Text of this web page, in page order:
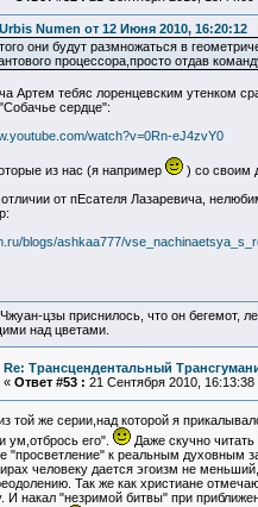
Numen от 12 Июня 2010, 16:20:12
они будут размножаться в
процессора,просто отдав
Артем тебяс лоренцевским утенком
сердце":
watch?v=0Rn-eJ4zvY0
из нас (я например
) со своим
отличии от пЕсателя Лазаревича,
blogs/ashkaa777/
цзы приснилось, что он бегемот,
над цветами.
Re: Трансцендентальный
« Ответ #53 : 21 Сентября 2010, 16:13:38
той же серии,над которой я
ум,отбрось его".
Даже скучно читать
"просветление" к реальным духовным
человеку дается эгоизм не
Так же как христиане
И накал "незримой битвы" при